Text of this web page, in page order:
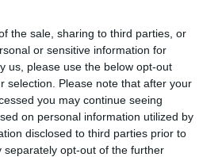
the sale, sharing to third parties, or
or sensitive information for
us, please use the below opt-out
selection. Please note that after your
you may continue seeing
on personal information utilized by
disclosed to third parties prior to
separately opt-out of the further